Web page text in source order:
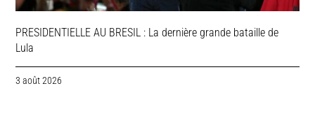
PRESIDENTIELLE AU BRESIL : La dernière grande bataille de
Lula
3 août 2026